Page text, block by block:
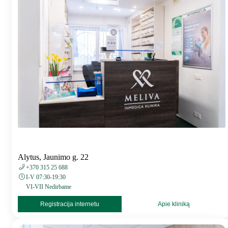
Alytus, Jaunimo g. 22
+370 315 25 688
I-V 07:30-19:30
VI-VII Nedirbame
Registracija internetu Apie kliniką